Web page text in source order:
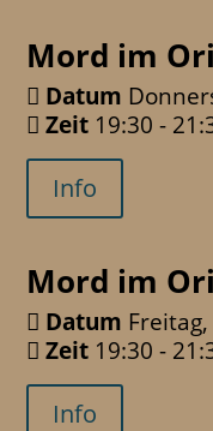
Mord im
Datum
Zeit 19:30 -
Info
Mord im
Datum
Zeit 19:30 -
Info